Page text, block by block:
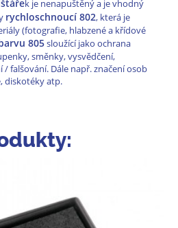
k je nenapuštěný a je vhodný
rychloschnoucí802, která je
(fotografie, hlabzené a křídové
805sloužící jako ochrana
směnky, vysvědčení,
falšování. Dále např. značení osob
diskotéky atp.